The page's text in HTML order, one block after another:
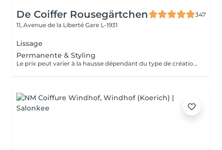
De Coiffer Rousegärtchen
347
11, Avenue de la Liberté Gare L-1931
Lissage
Permanente & Styling
Le prix peut varier à la hausse dépendant du type de création finalement réalisée.